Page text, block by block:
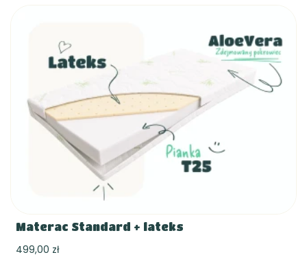
Materac Standard + lateks
499,00 zł